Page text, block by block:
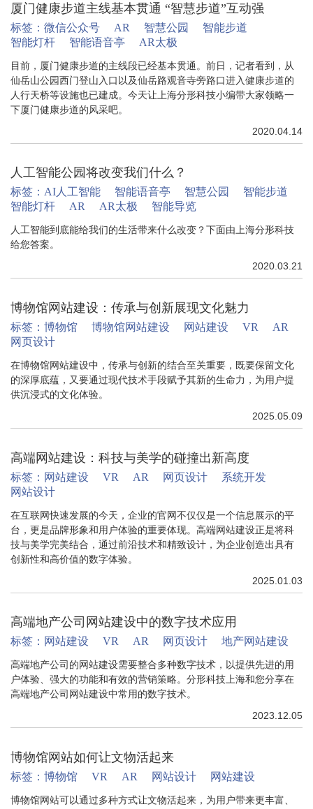
厦门健康步道主线基本贯通 “智慧步道”互动强
标签： 微信公众号 AR 智慧公园
智能步道
智能灯杆
智能语音亭 AR太极
目前，厦门健康步道的主线段已经基本贯通。前日，记者看到，从
仙岳山公园西门登山入口以及仙岳路观音寺旁路口进入健康步道的
人行天桥等设施也已建成。今天让上海分形科技小编带大家领略一
下厦门健康步道的风采吧。
2020.04.14
人工智能公园将改变我们什么？
标签： AI人工智能 智能语音亭 智慧公园
智能步道
智能灯杆
AR AR太极 智能导览
人工智能到底能给我们的生活带来什么改变？下面由上海分形科技
给您答案。
2020.03.21
博物馆网站建设：传承与创新展现文化魅力
标签： 博物馆 博物馆网站建设 网站建设 VR
AR
网页设计
在博物馆网站建设中，传承与创新的结合至关重要，既要保留文化
的深厚底蕴，又要通过现代技术手段赋予其新的生命力，为用户提
供沉浸式的文化体验。
2025.05.09
高端网站建设：科技与美学的碰撞出新高度
标签： 网站建设 VR AR 网页设计
系统开发
网站设计
在互联网快速发展的今天，企业的官网不仅仅是一个信息展示的平
台，更是品牌形象和用户体验的重要体现。高端网站建设正是将科
技与美学完美结合，通过前沿技术和精致设计，为企业创造出具有
创新性和高价值的数字体验。
2025.01.03
高端地产公司网站建设中的数字技术应用
标签： 网站建设 VR AR 网页设计 地产网站建设
高端地产公司的网站建设需要整合多种数字技术，以提供先进的用
户体验、强大的功能和有效的营销策略。分形科技上海和您分享在
高端地产公司网站建设中常用的数字技术。
2023.12.05
博物馆网站如何让文物活起来
标签： 博物馆 VR AR 网站设计 网站建设
博物馆网站可以通过多种方式让文物活起来，为用户带来更丰富、